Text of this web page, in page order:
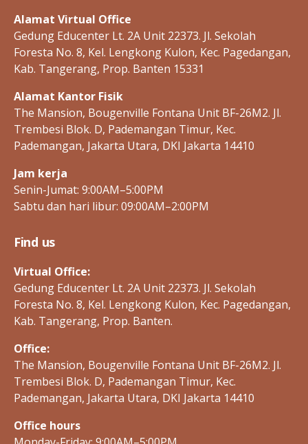
s
i
a
Alamat Virtual Office
Gedung Educenter Lt. 2A Unit 22373. Jl. Sekolah
Foresta No. 8, Kel. Lengkong Kulon, Kec. Pagedangan,
Kab. Tangerang, Prop. Banten 15331
Alamat Kantor Fisik
The Mansion, Bougenville Fontana Unit BF-26M2. Jl.
Trembesi Blok. D, Pademangan Timur, Kec.
Pademangan, Jakarta Utara, DKI Jakarta 14410
Jam kerja
Senin-Jumat: 9:00AM–5:00PM
Sabtu dan hari libur: 09:00AM–2:00PM
Find us
Virtual Office:
Gedung Educenter Lt. 2A Unit 22373. Jl. Sekolah
Foresta No. 8, Kel. Lengkong Kulon, Kec. Pagedangan,
Kab. Tangerang, Prop. Banten.
Office:
The Mansion, Bougenville Fontana Unit BF-26M2. Jl.
Trembesi Blok. D, Pademangan Timur, Kec.
Pademangan, Jakarta Utara, DKI Jakarta 14410
Office hours